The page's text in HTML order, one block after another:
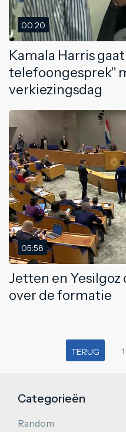
00:20
Kamala Harris
telefoongesprek"
verkiezingsdag
05:58
Jetten en Yesilgoz
over de formatie
TERUG 1
Categorieën
Random